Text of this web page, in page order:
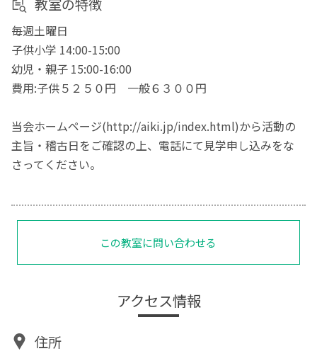
教室の特徴
毎週土曜日
子供小学 14:00-15:00
幼児・親子 15:00-16:00
費用:子供５２５０円 一般６３００円
当会ホームページ(http://aiki.jp/index.html)から活動の
主旨・稽古日をご確認の上、電話にて見学申し込みをな
さってください。
この教室に問い合わせる
アクセス情報
住所